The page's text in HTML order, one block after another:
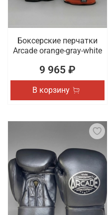
Боксерские перчатки
Arcade orange-gray-white
9 965 ₽
В корзину